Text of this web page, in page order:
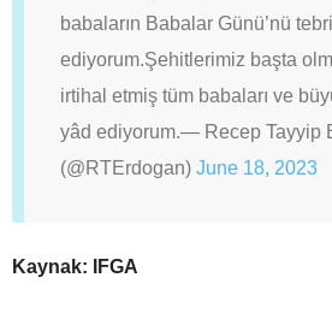
babaların Babalar Günü’nü
ediyorum.Şehitlerimiz başta
irtihal etmiş tüm babaları ve
yâd ediyorum.— Recep Tayyip
(@RTErdogan) June 18, 2023
Kaynak: IFGA